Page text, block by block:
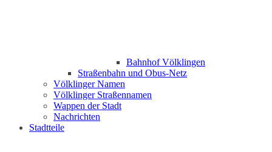
Bahnhof Völklingen
Straßenbahn und Obus-Netz
Völklinger Namen
Völklinger Straßennamen
Wappen der Stadt
Nachrichten
Stadtteile